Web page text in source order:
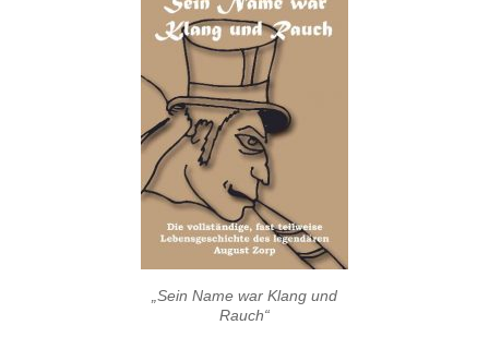
„Sein Name war Klang und
Rauch“